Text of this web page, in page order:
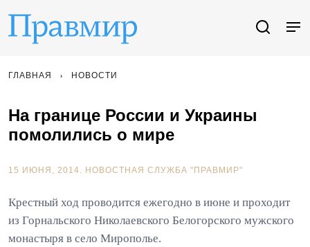
ГЛАВНАЯ НОВОСТИ
На границе России и Украины
помолились о мире
15 ИЮНЯ, 2014. НОВОСТНАЯ СЛУЖБА "ПРАВМИР"
Крестный ход проводится ежегодно в июне и проходит
из Горнальского Николаевского Белогорского мужского
монастыря в село Мирополье.